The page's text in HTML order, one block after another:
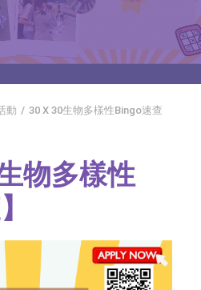
動 30 X 30生物多樣性Bingo速查
物多樣性